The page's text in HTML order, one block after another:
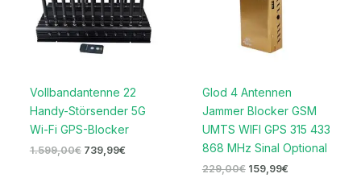
Vollbandantenne 22
Handy-Störsender 5G
Wi-Fi GPS-Blocker
1.599,00€ 739,99€
Glod 4 Antennen
Jammer Blocker GSM
UMTS WIFI GPS 315 433
868 MHz Sinal Optional
229,00€ 159,99€